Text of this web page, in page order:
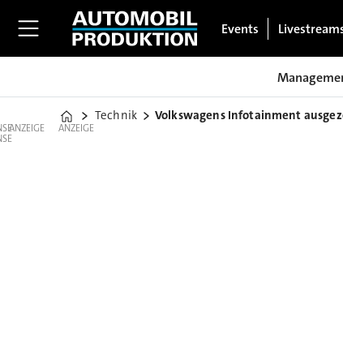
Events
Home
Technik Volkswagens Infotainment
ANZEIGE ANZEIGE